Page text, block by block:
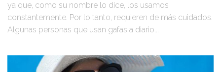
ya que, como su nombre lo dice, los usamos
constantemente. Por lo tanto, requieren de más cuidados.
Algunas personas que usan gafas a diario...